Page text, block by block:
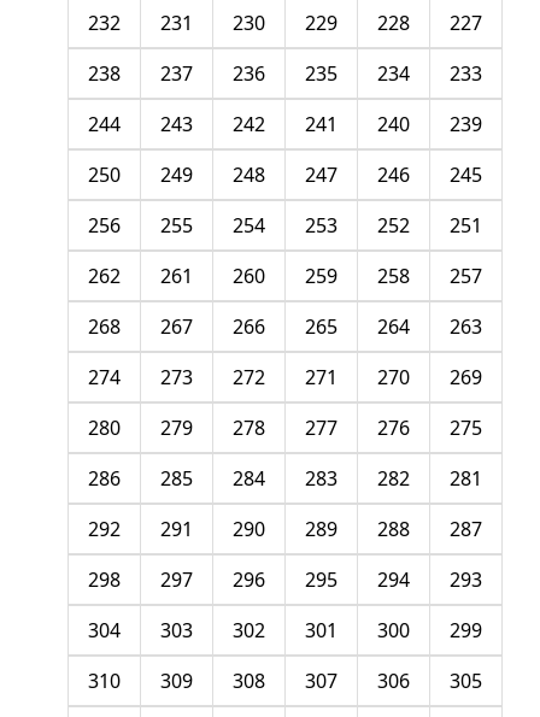
227
228
229
230
231
232
233
234
235
236
237
238
239
240
241
242
243
244
245
246
247
248
249
250
251
252
253
254
255
256
257
258
259
260
261
262
263
264
265
266
267
268
269
270
271
272
273
274
275
276
277
278
279
280
281
282
283
284
285
286
287
288
289
290
291
292
293
294
295
296
297
298
299
300
301
302
303
304
305
306
307
308
309
310